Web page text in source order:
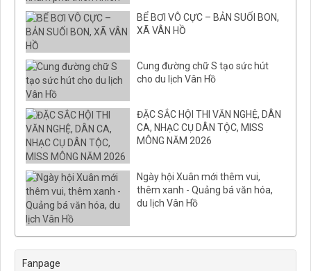
BỂ BƠI VÔ CỰC – BẢN SUỐI BON,
XÃ VÂN HỒ
Cung đường chữ S tạo sức hút
cho du lịch Vân Hồ
ĐẶC SẮC HỘI THI VĂN NGHỆ, DÂN
CA, NHẠC CỤ DÂN TỘC, MISS
MÔNG NĂM 2026
Ngày hội Xuân mới thêm vui,
thêm xanh - Quảng bá văn hóa,
du lịch Vân Hồ
Fanpage